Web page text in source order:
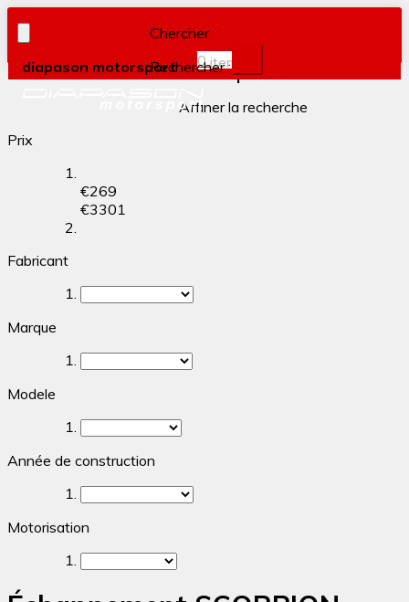
diapason motorsport
Chercher
Rechercher :
0item(s)
Filtrer par
Affiner la recherche
Prix
€269
€3301
Fabricant
Marque
Modele
Année de construction
Motorisation